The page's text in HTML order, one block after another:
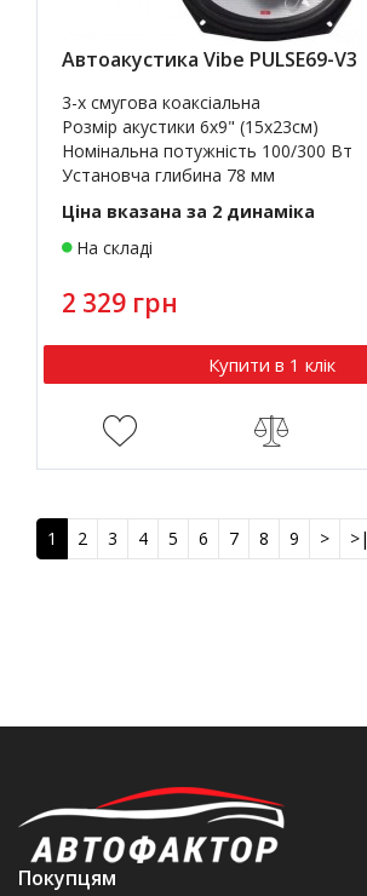
Автоакустика Vibe PULSE69-V3
3-х смугова коаксіальна
Розмір акустики 6x9" (15х23см)
Номінальна потужність 100/300 Вт
Установча глибина 78 мм
Ціна вказана за 2 динаміка
На складі
2 329 грн
Купити в 1 клік
1 2 3 4 5 6 7 8 9 > >|
Покупцям